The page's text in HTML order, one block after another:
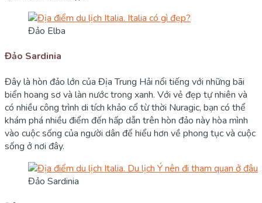
Đảo Elba
Đảo Sardinia
Đây là hòn đảo lớn của Địa Trung Hải nổi tiếng với những bãi
biển hoang sơ và làn nước trong xanh. Với vẻ đẹp tự nhiên và
có nhiều công trình di tích khảo cổ từ thời Nuragic, bạn có thể
khám phá nhiều điểm đến hấp dẫn trên hòn đảo này hòa mình
vào cuộc sống của người dân để hiểu hơn về phong tục và cuộc
sống ở nơi đây.
Đảo Sardinia